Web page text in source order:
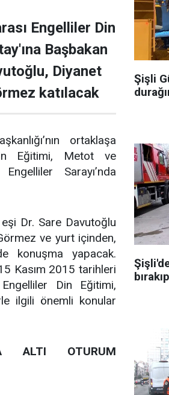
Engelliler Din
Başbakan
Diyanet
katılacak
ortaklaşa
Eğitimi, Metot ve
Sarayı’nda
eşi Dr. Sare Davutoğlu
ve yurt içinden,
konuşma yapacak.
Kasım 2015 tarihleri
Din Eğitimi,
ilgili önemli konular
ALTI OTURUM
Şişli